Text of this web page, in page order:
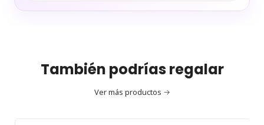
También podrías regalar
Ver más productos